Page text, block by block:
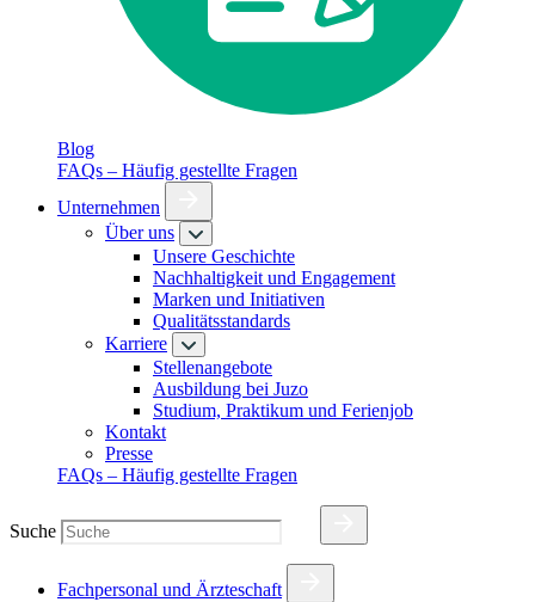
Blog
FAQs – Häufig gestellte Fragen
Unternehmen
Über uns
Unsere Geschichte
Nachhaltigkeit und Engagement
Marken und Initiativen
Qualitätsstandards
Karriere
Stellenangebote
Ausbildung bei Juzo
Studium, Praktikum und Ferienjob
Kontakt
Presse
FAQs – Häufig gestellte Fragen
Suche
Fachpersonal und Ärzteschaft